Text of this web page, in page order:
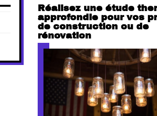
Réalisez une étude
approfondie pour vos
de construction ou de
rénovation